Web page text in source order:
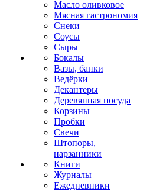
Масло оливковое
Мясная гастрономия
Снеки
Соусы
Сыры
Бокалы
Вазы, банки
Ведёрки
Декантеры
Деревянная посуда
Корзины
Пробки
Свечи
Штопоры,
нарзанники
Книги
Журналы
Ежедневники